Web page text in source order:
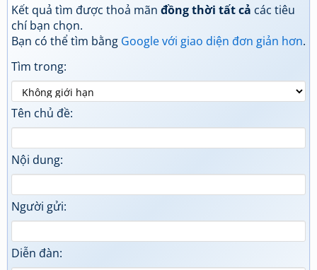
Kết quả tìm được thoả mãn đồng thời tất cả các tiêu
chí bạn chọn.
Bạn có thể tìm bằng Google với giao diện đơn giản hơn.
Tìm trong:
Tên chủ đề:
Nội dung:
Người gửi:
Diễn đàn: